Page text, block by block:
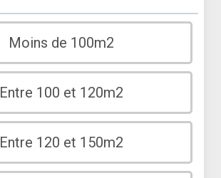
Moins de 100m2
Entre 100 et 120m2
Entre 120 et 150m2